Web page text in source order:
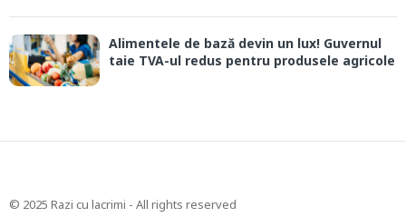
Alimentele de bază devin un lux! Guvernul
taie TVA-ul redus pentru produsele agricole
© 2025 Razi cu lacrimi - All rights reserved